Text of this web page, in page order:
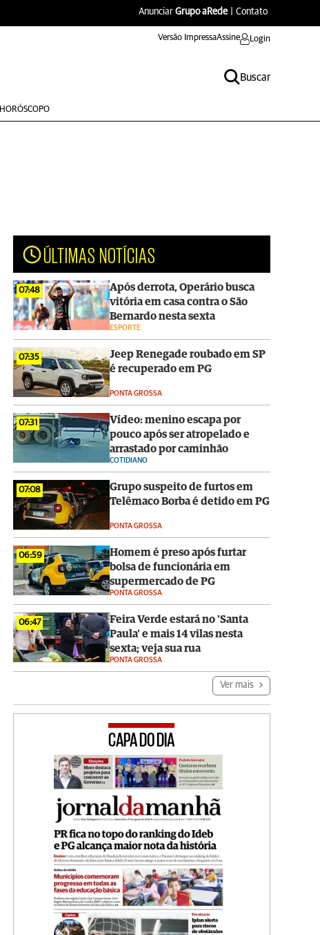
Anunciar Grupo aRede Contato
Versão ImpressaAssine Login
Buscar
HORÓSCOPO
ÚLTIMAS NOTÍCIAS
07:48
Após derrota, Operário busca
vitória em casa contra o São
Bernardo nesta sexta
ESPORTE
07:35
Jeep Renegade roubado em SP
é recuperado em PG
PONTA GROSSA
07:31
Vídeo: menino escapa por
pouco após ser atropelado e
arrastado por caminhão
COTIDIANO
07:08
Grupo suspeito de furtos em
Telêmaco Borba é detido em PG
PONTA GROSSA
06:59
Homem é preso após furtar
bolsa de funcionária em
supermercado de PG
PONTA GROSSA
06:47
Feira Verde estará no 'Santa
Paula' e mais 14 vilas nesta
sexta; veja sua rua
PONTA GROSSA
Ver mais
CAPA DO DIA